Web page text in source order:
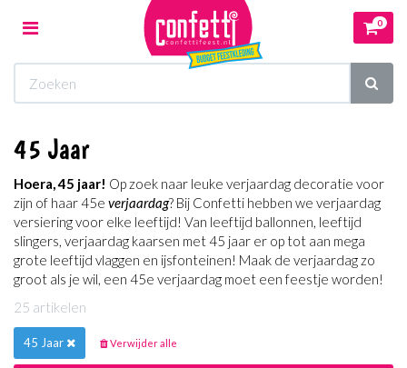
Toggle
0
Winkelwagen
Vul hem met producten.
45 Jaar
Hoera, 45 jaar! Op zoek naar leuke verjaardag decoratie voor
zijn of haar 45e verjaardag? Bij Confetti hebben we verjaardag
versiering voor elke leeftijd! Van leeftijd ballonnen, leeftijd
slingers, verjaardag kaarsen met 45 jaar er op tot aan mega
grote leeftijd vlaggen en ijsfonteinen! Maak de verjaardag zo
groot als je wil, een 45e verjaardag moet een feestje worden!
25 artikelen
45 Jaar Verwijder alle